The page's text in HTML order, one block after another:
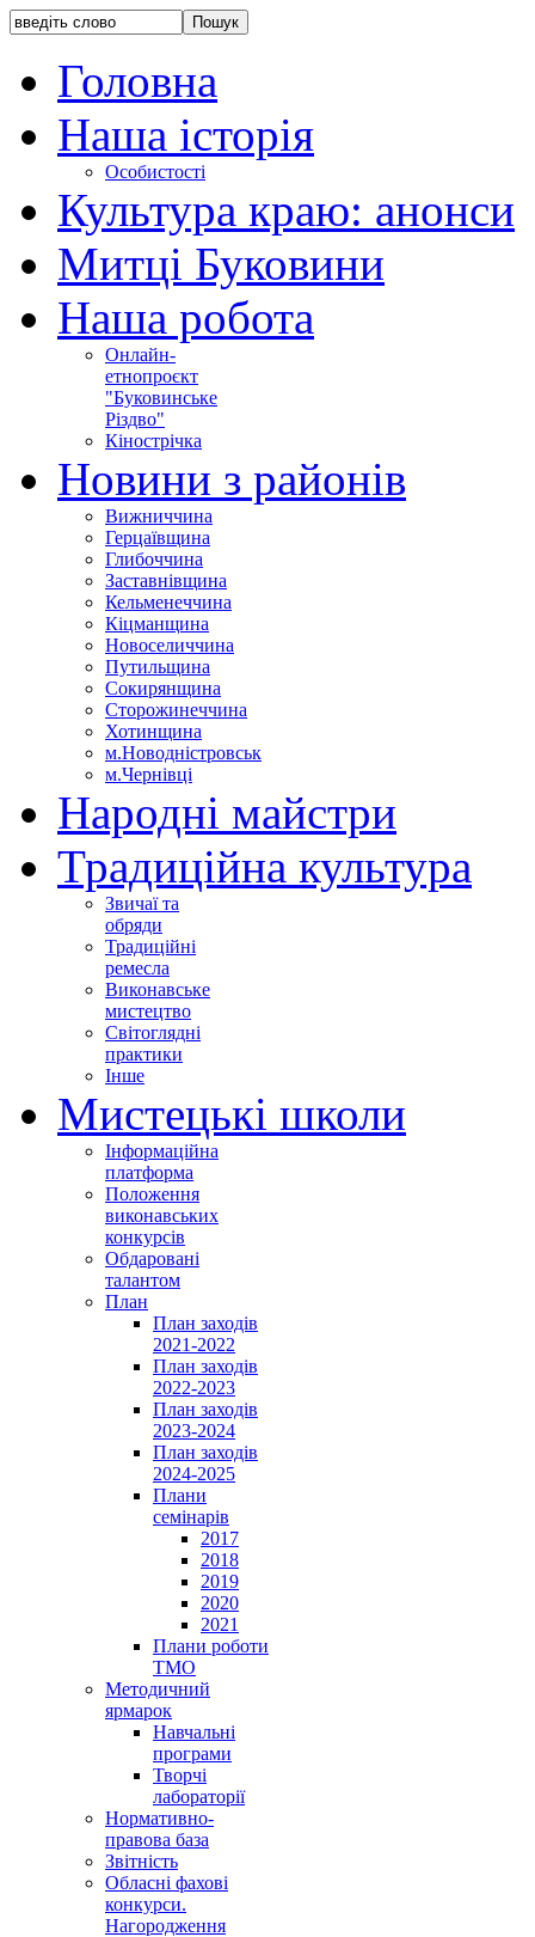
Головна
Наша історія
Особистості
Культура краю: анонси
Митці Буковини
Наша робота
Онлайн-
етнопроєкт
"Буковинське
Різдво"
Кінострічка
Новини з районів
Вижниччина
Герцаївщина
Глибоччина
Заставнівщина
Кельменеччина
Кіцманщина
Новоселиччина
Путильщина
Сокирянщина
Сторожинеччина
Хотинщина
м.Новодністровськ
м.Чернівці
Народні майстри
Традиційна культура
Звичаї та
обряди
Традиційні
ремесла
Виконавське
мистецтво
Світоглядні
практики
Інше
Мистецькі школи
Інформаційна
платформа
Положення
виконавських
конкурсів
Обдаровані
талантом
План
План заходів
2021-2022
План заходів
2022-2023
План заходів
2023-2024
План заходів
2024-2025
Плани
семінарів
2017
2018
2019
2020
2021
Плани роботи
ТМО
Методичний
ярмарок
Навчальні
програми
Творчі
лабораторії
Нормативно-
правова база
Звітність
Обласні фахові
конкурси.
Нагородження